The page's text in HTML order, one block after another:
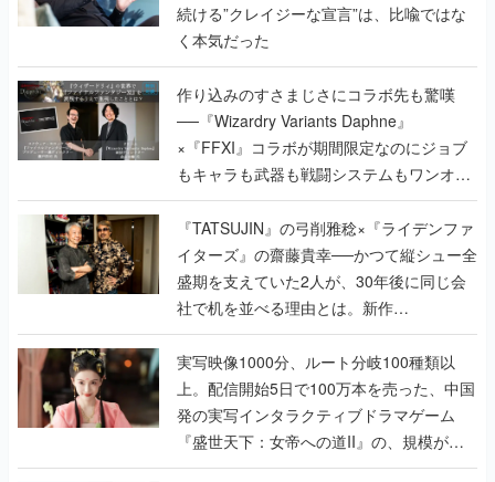
続ける”クレイジーな宣言”は、比喩ではな
く本気だった
作り込みのすさまじさにコラボ先も驚嘆
──『Wizardry Variants Daphne』
×『FFXI』コラボが期間限定なのにジョブ
もキャラも武器も戦闘システムもワンオフ
で作り込まれた理由を両ディレクターに聞
く
『TATSUJIN』の弓削雅稔×『ライデンファ
イターズ』の齋藤貴幸──かつて縦シュー全
盛期を支えていた2人が、30年後に同じ会
社で机を並べる理由とは。新作
『TATSUJIN EXTREME』で初タッグを組
んだレジェンド2人に訊く開発秘話
実写映像1000分、ルート分岐100種類以
上。配信開始5日で100万本を売った、中国
発の実写インタラクティブドラマゲーム
『盛世天下：女帝への道II』の、規模が違
うこだわりをプロデューサーに聞いた